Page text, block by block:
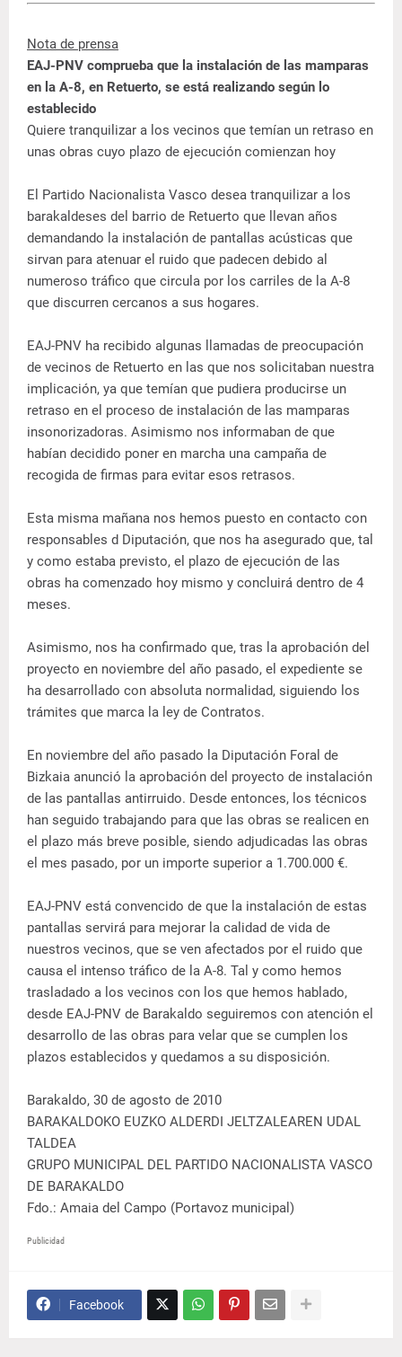
Nota de prensa
EAJ-PNV comprueba que la instalación de las mamparas
en la A-8, en Retuerto, se está realizando según lo
establecido
Quiere tranquilizar a los vecinos que temían un retraso en
unas obras cuyo plazo de ejecución comienzan hoy
El Partido Nacionalista Vasco desea tranquilizar a los
barakaldeses del barrio de Retuerto que llevan años
demandando la instalación de pantallas acústicas que
sirvan para atenuar el ruido que padecen debido al
numeroso tráfico que circula por los carriles de la A-8
que discurren cercanos a sus hogares.
EAJ-PNV ha recibido algunas llamadas de preocupación
de vecinos de Retuerto en las que nos solicitaban nuestra
implicación, ya que temían que pudiera producirse un
retraso en el proceso de instalación de las mamparas
insonorizadoras. Asimismo nos informaban de que
habían decidido poner en marcha una campaña de
recogida de firmas para evitar esos retrasos.
Esta misma mañana nos hemos puesto en contacto con
responsables d Diputación, que nos ha asegurado que, tal
y como estaba previsto, el plazo de ejecución de las
obras ha comenzado hoy mismo y concluirá dentro de 4
meses.
Asimismo, nos ha confirmado que, tras la aprobación del
proyecto en noviembre del año pasado, el expediente se
ha desarrollado con absoluta normalidad, siguiendo los
trámites que marca la ley de Contratos.
En noviembre del año pasado la Diputación Foral de
Bizkaia anunció la aprobación del proyecto de instalación
de las pantallas antirruido. Desde entonces, los técnicos
han seguido trabajando para que las obras se realicen en
el plazo más breve posible, siendo adjudicadas las obras
el mes pasado, por un importe superior a 1.700.000 €.
EAJ-PNV está convencido de que la instalación de estas
pantallas servirá para mejorar la calidad de vida de
nuestros vecinos, que se ven afectados por el ruido que
causa el intenso tráfico de la A-8. Tal y como hemos
trasladado a los vecinos con los que hemos hablado,
desde EAJ-PNV de Barakaldo seguiremos con atención el
desarrollo de las obras para velar que se cumplen los
plazos establecidos y quedamos a su disposición.
Barakaldo, 30 de agosto de 2010
BARAKALDOKO EUZKO ALDERDI JELTZALEAREN UDAL
TALDEA
GRUPO MUNICIPAL DEL PARTIDO NACIONALISTA VASCO
DE BARAKALDO
Fdo.: Amaia del Campo (Portavoz municipal)
Publicidad
Facebook